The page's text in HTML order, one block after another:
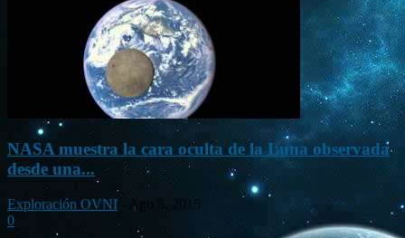
NASA muestra la cara oculta de la Luna observada
desde una...
Exploración OVNI - Ago 5, 2015
0